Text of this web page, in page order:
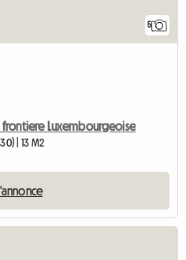
5
frontiere Luxembourgeoise
| 13 M2